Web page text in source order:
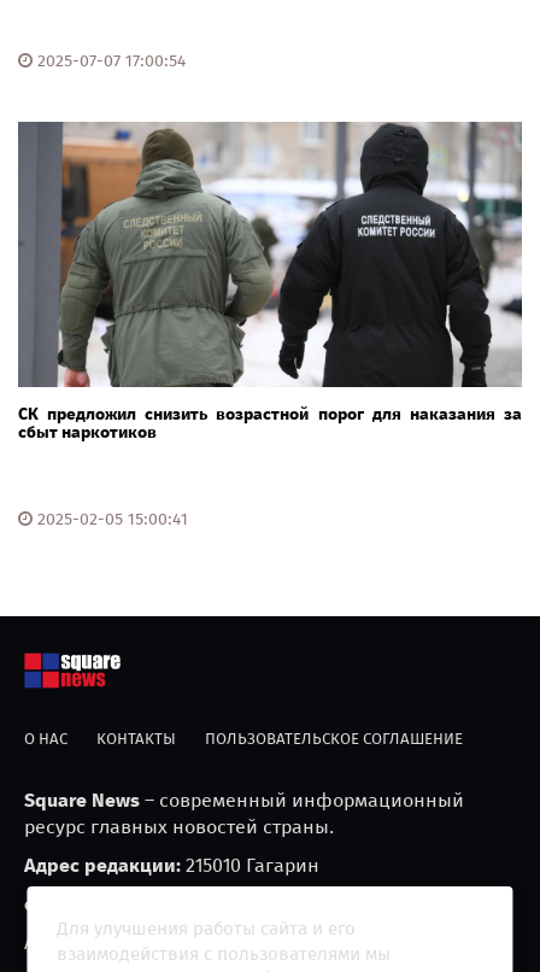
2025-07-07 17:00:54
СК предложил снизить возрастной порог для наказания за
сбыт наркотиков
2025-02-05 15:00:41
О НАС КОНТАКТЫ ПОЛЬЗОВАТЕЛЬСКОЕ СОГЛАШЕНИЕ
Square News – современный информационный
ресурс главных новостей страны.
Адрес редакции: 215010 Гагарин
e-mail:
Агрегатор новостей «Square news» (18+)
Для улучшения работы сайта и его
взаимодействия с пользователями мы